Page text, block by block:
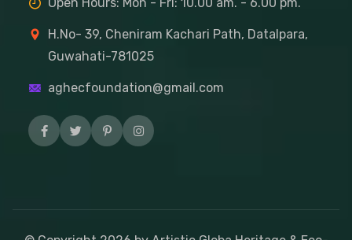
H.No- 39, Cheniram Kachari Path, Datalpara,
Guwahati-781025
aghecfoundation@gmail.com